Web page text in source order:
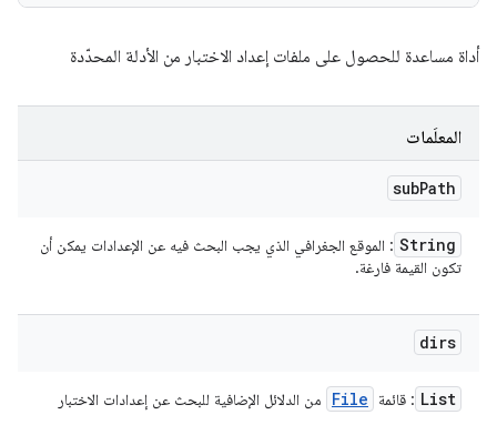
أداة مساعدة للحصول على ملفات إعداد الاختبار من الأدلة المحدّدة
المعلَمات
subPath
String : الموقع الجغرافي الذي يجب البحث فيه عن الإعدادات يمكن أن
تكون القيمة فارغة.
dirs
List : قائمة File من الدلائل الإضافية للبحث عن إعدادات الاختبار